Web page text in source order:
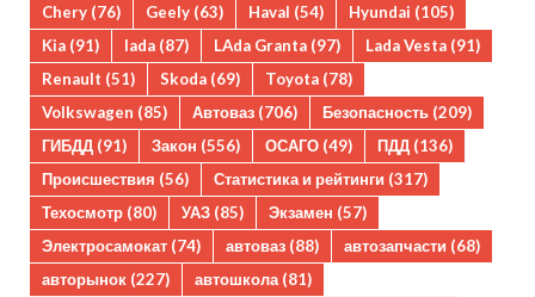
Chery (76) Geely (63) Haval (54) Hyundai (105)
Kia (91) lada (87) LAda Granta (97) Lada Vesta (91)
Renault (51) Skoda (69) Toyota (78)
Volkswagen (85) Автоваз (706) Безопасность (209)
ГИБДД (91) Закон (556) ОСАГО (49) ПДД (136)
Происшествия (56) Статистика и рейтинги (317)
Техосмотр (80) УАЗ (85) Экзамен (57)
Электросамокат (74) автоваз (88) автозапчасти (68)
авторынок (227) автошкола (81)